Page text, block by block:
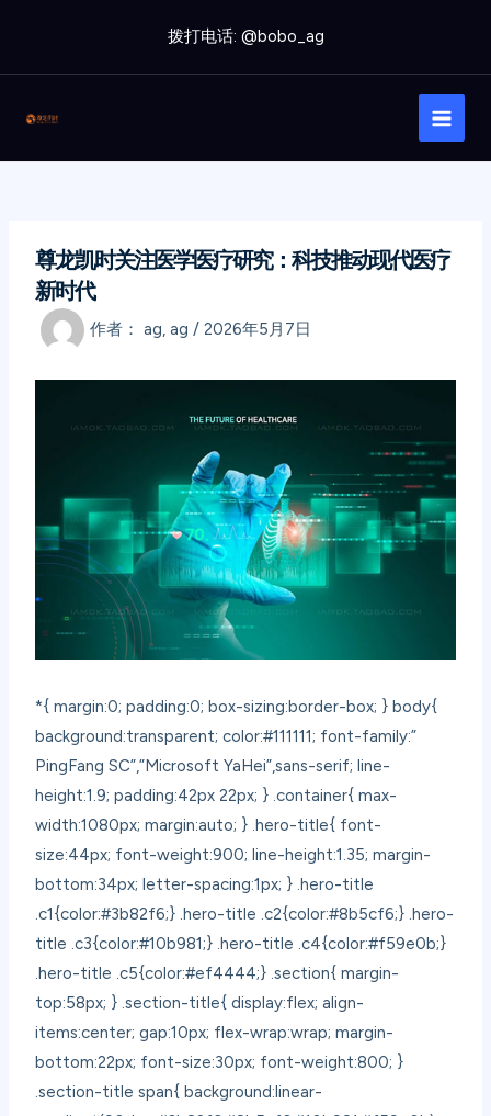
内
拨打电话: @bobo_ag
Main
Menu
尊龙凯时关注医学医疗研究：科技推动现代医疗
新时代
作者： ag, ag /2026年5月7日
*{ margin:0; padding:0; box-sizing:border-box; } body{
background:transparent; color:#111111; font-family:”
PingFang SC”,”Microsoft YaHei”,sans-serif; line-
height:1.9; padding:42px 22px; } .container{ max-
width:1080px; margin:auto; } .hero-title{ font-
size:44px; font-weight:900; line-height:1.35; margin-
bottom:34px; letter-spacing:1px; } .hero-title
.c1{color:#3b82f6;} .hero-title .c2{color:#8b5cf6;} .hero-
title .c3{color:#10b981;} .hero-title .c4{color:#f59e0b;}
.hero-title .c5{color:#ef4444;} .section{ margin-
top:58px; } .section-title{ display:flex; align-
items:center; gap:10px; flex-wrap:wrap; margin-
bottom:22px; font-size:30px; font-weight:800; }
.section-title span{ background:linear-